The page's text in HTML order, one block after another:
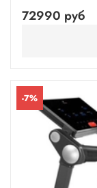
72990 руб
-7%